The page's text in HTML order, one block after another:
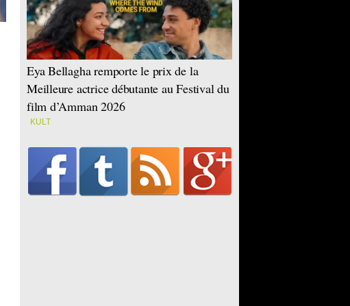
Eya Bellagha remporte le prix de la
Meilleure actrice débutante au Festival du
film d’Amman 2026
KULT